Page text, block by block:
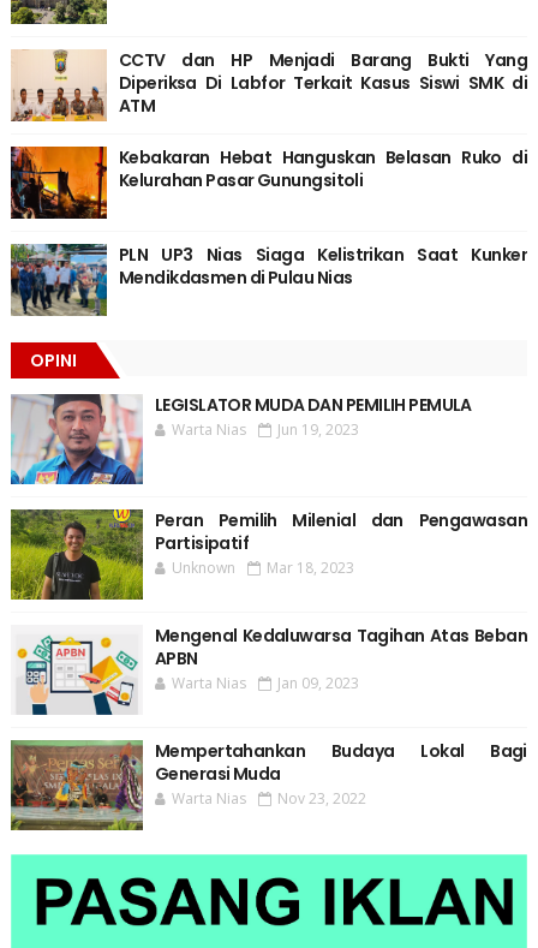
CCTV dan HP Menjadi Barang Bukti Yang
Diperiksa Di Labfor Terkait Kasus Siswi SMK di
ATM
Kebakaran Hebat Hanguskan Belasan Ruko di
Kelurahan Pasar Gunungsitoli
PLN UP3 Nias Siaga Kelistrikan Saat Kunker
Mendikdasmen di Pulau Nias
OPINI
LEGISLATOR MUDA DAN PEMILIH PEMULA
Warta Nias Jun 19, 2023
Peran Pemilih Milenial dan Pengawasan
Partisipatif
Unknown Mar 18, 2023
Mengenal Kedaluwarsa Tagihan Atas Beban
APBN
Warta Nias Jan 09, 2023
Mempertahankan Budaya Lokal Bagi
Generasi Muda
Warta Nias Nov 23, 2022